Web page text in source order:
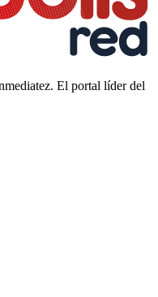
El portal líder del